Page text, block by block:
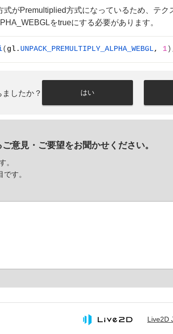
がPremultiplied方式になっているため、テク
をtrueにする必要があります。
( gl. UNPACK_PREMULTIPLY_ALPHA_WEBGL, 1)
したか？ はい
意見・ ご要望をお聞かせください。
。
す。
Live2D